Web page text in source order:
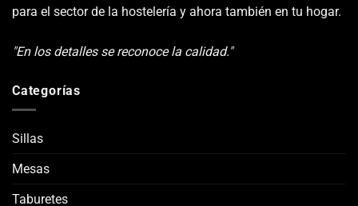
para el sector de la hostelería y ahora también en tu hogar.
"En los detalles se reconoce la calidad."
Categorías
Sillas
Mesas
Taburetes